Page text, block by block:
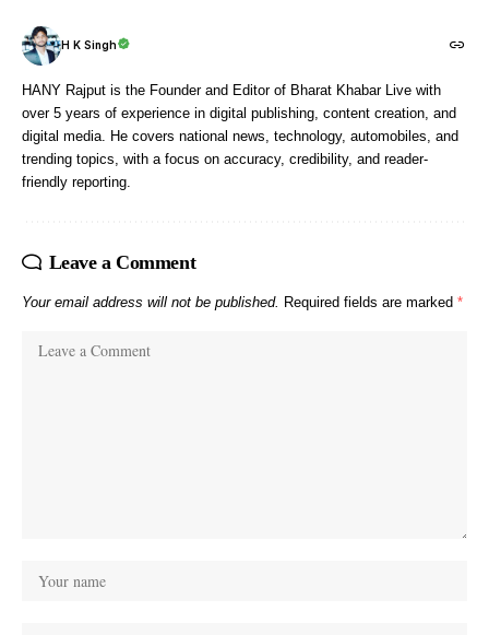
H K Singh
HANY Rajput is the Founder and Editor of Bharat Khabar Live with
over 5 years of experience in digital publishing, content creation, and
digital media. He covers national news, technology, automobiles, and
trending topics, with a focus on accuracy, credibility, and reader-
friendly reporting.
Leave a Comment
Your email address will not be published. Required fields are marked *